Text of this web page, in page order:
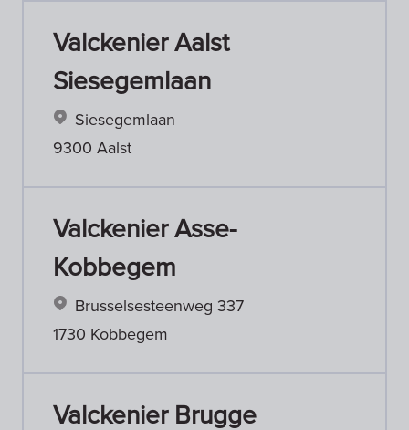
Valckenier Aalst
Siesegemlaan
Siesegemlaan
9300 Aalst
Valckenier Asse-
Kobbegem
Brusselsesteenweg 337
1730 Kobbegem
Valckenier Brugge